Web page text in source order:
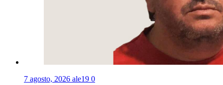
7 agosto, 2026 ale19 0